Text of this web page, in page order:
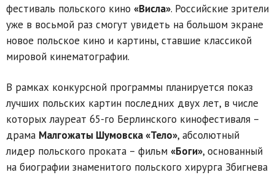
фестиваль польского кино «Висла». Российские зрители
уже в восьмой раз смогут увидеть на большом экране
новое польское кино и картины, ставшие классикой
мировой кинематографии.
В рамках конкурсной программы планируется показ
лучших польских картин последних двух лет, в числе
которых лауреат 65-го Берлинского кинофестиваля –
драма Малгожаты Шумовска «Тело», абсолютный
лидер польского проката – фильм «Боги», основанный
на биографии знаменитого польского хирурга Збигнева